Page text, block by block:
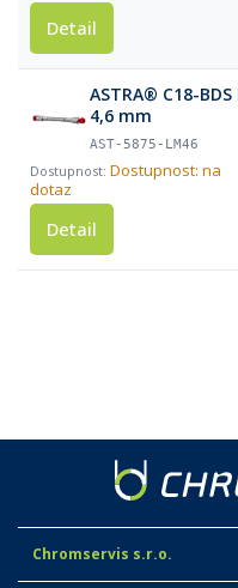
Detail
ASTRA® C18-
4,6 mm
AST-5875-LM46
Dostupnost: na
dotaz
Detail
Chromservis s.r.o.